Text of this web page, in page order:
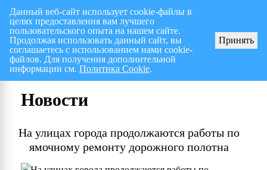
Перспективный план работ на I полугодие 2026 г.
Новости
На улицах города продолжаются работы по
ямочному ремонту дорожного полотна
Данный веб-сайт использует cookie-файлы в
целях предоставления вам лучшего
пользовательского опыта на нашем сайте.
Продолжая использовать данный сайт, вы
соглашаетесь с использованием нами cookie-
файлов. Для получения дополнительной
информации см.Политика Cookie.
Принять